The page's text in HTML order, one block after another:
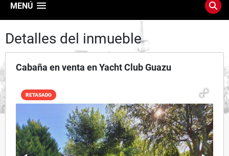
MENÚ
Detalles del inmueble
Cabaña en venta en Yacht Club Guazu
RETASADO